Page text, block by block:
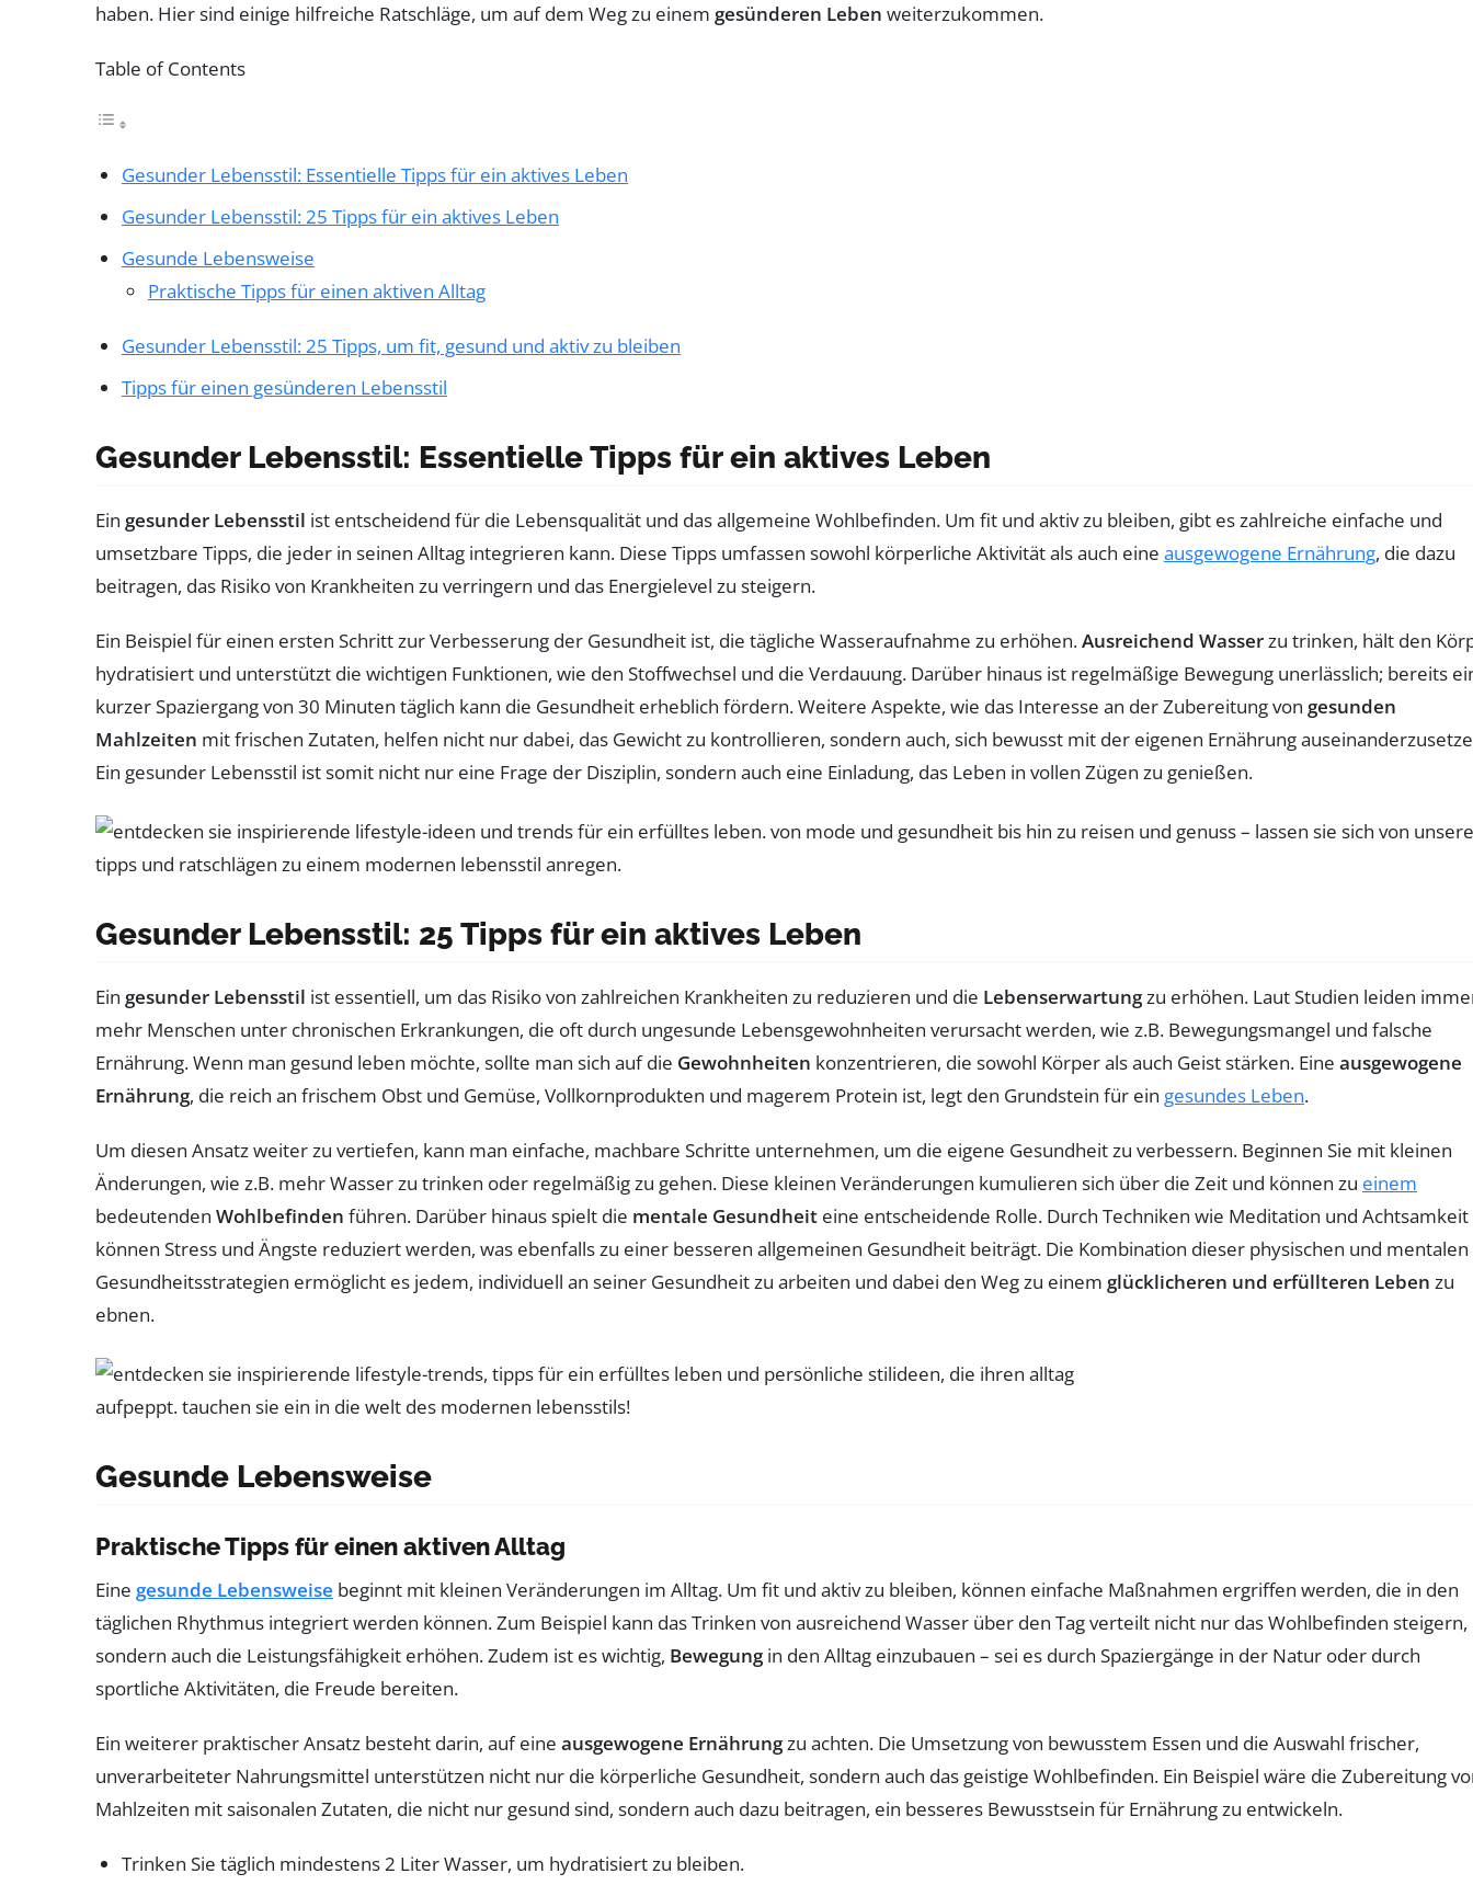
haben. Hier sind einige hilfreiche Ratschläge, um auf dem Weg zu einem gesünderen Leben weiterzukommen.
Table of Contents
Gesunder Lebensstil: Essentielle Tipps für ein aktives Leben
Gesunder Lebensstil: 25 Tipps für ein aktives Leben
Gesunde Lebensweise
Praktische Tipps für einen aktiven Alltag
Gesunder Lebensstil: 25 Tipps, um fit, gesund und aktiv zu bleiben
Tipps für einen gesünderen Lebensstil
Gesunder Lebensstil: Essentielle Tipps für ein aktives Leben
Ein gesunder Lebensstil ist entscheidend für die Lebensqualität und das allgemeine Wohlbefinden. Um fit und aktiv zu bleiben, gibt es zahlreiche einfache und
umsetzbare Tipps, die jeder in seinen Alltag integrieren kann. Diese Tipps umfassen sowohl körperliche Aktivität als auch eine ausgewogene Ernährung, die dazu
beitragen, das Risiko von Krankheiten zu verringern und das Energielevel zu steigern.
Ein Beispiel für einen ersten Schritt zur Verbesserung der Gesundheit ist, die tägliche Wasseraufnahme zu erhöhen.Ausreichend Wasserzu trinken, hält den
hydratisiert und unterstützt die wichtigen Funktionen, wie den Stoffwechsel und die Verdauung. Darüber hinaus ist regelmäßige Bewegung unerlässlich; bereits
kurzer Spaziergang von 30 Minuten täglich kann die Gesundheit erheblich fördern. Weitere Aspekte, wie das Interesse an der Zubereitung von gesunden
Mahlzeiten mit frischen Zutaten, helfen nicht nur dabei, das Gewicht zu kontrollieren, sondern auch, sich bewusst mit der eigenen Ernährung
Ein gesunder Lebensstil ist somit nicht nur eine Frage der Disziplin, sondern auch eine Einladung, das Leben in vollen Zügen zu genießen.
Gesunder Lebensstil: 25 Tipps für ein aktives Leben
Ein gesunder Lebensstil ist essentiell, um das Risiko von zahlreichen Krankheiten zu reduzieren und die Lebenserwartungzu erhöhen. Laut Studien leiden
mehr Menschen unter chronischen Erkrankungen, die oft durch ungesunde Lebensgewohnheiten verursacht werden, wie z.B. Bewegungsmangel und falsche
Ernährung. Wenn man gesund leben möchte, sollte man sich auf die Gewohnheiten konzentrieren, die sowohl Körper als auch Geist stärken. Eine ausgewogene
Ernährung, die reich an frischem Obst und Gemüse, Vollkornprodukten und magerem Protein ist, legt den Grundstein für ein gesundes Leben.
Um diesen Ansatz weiter zu vertiefen, kann man einfache, machbare Schritte unternehmen, um die eigene Gesundheit zu verbessern. Beginnen Sie mit kleinen
Änderungen, wie z.B. mehr Wasser zu trinken oder regelmäßig zu gehen. Diese kleinen Veränderungen kumulieren sich über die Zeit und können zu einem
bedeutenden Wohlbefinden führen. Darüber hinaus spielt die mentale Gesundheit eine entscheidende Rolle. Durch Techniken wie Meditation und Achtsamkeit
können Stress und Ängste reduziert werden, was ebenfalls zu einer besseren allgemeinen Gesundheit beiträgt. Die Kombination dieser physischen und mentalen
Gesundheitsstrategien ermöglicht es jedem, individuell an seiner Gesundheit zu arbeiten und dabei den Weg zu einem glücklicheren und erfüllteren Leben zu
ebnen.
Gesunde Lebensweise
Praktische Tipps für einen aktiven Alltag
Eine gesunde Lebensweise beginnt mit kleinen Veränderungen im Alltag. Um fit und aktiv zu bleiben, können einfache Maßnahmen ergriffen werden, die in den
täglichen Rhythmus integriert werden können. Zum Beispiel kann das Trinken von ausreichend Wasser über den Tag verteilt nicht nur das Wohlbefinden steigern,
sondern auch die Leistungsfähigkeit erhöhen. Zudem ist es wichtig, Bewegungin den Alltag einzubauen – sei es durch Spaziergänge in der Natur oder durch
sportliche Aktivitäten, die Freude bereiten.
Ein weiterer praktischer Ansatz besteht darin, auf eine ausgewogene Ernährungzu achten. Die Umsetzung von bewusstem Essen und die Auswahl frischer,
unverarbeiteter Nahrungsmittel unterstützen nicht nur die körperliche Gesundheit, sondern auch das geistige Wohlbefinden. Ein Beispiel wäre die Zubereitung
Mahlzeiten mit saisonalen Zutaten, die nicht nur gesund sind, sondern auch dazu beitragen, ein besseres Bewusstsein für Ernährung zu entwickeln.
Trinken Sie täglich mindestens 2 Liter Wasser, um hydratisiert zu bleiben.